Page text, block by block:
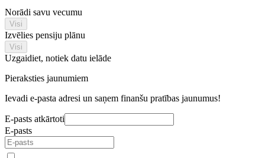
Norādi savu vecumu
Visi
Izvēlies pensiju plānu
Visi
Uzgaidiet, notiek datu ielāde
Pieraksties jaunumiem
Ievadi e-pasta adresi un saņem finanšu pratības jaunumus!
E-pasts atkārtoti
E-pasts